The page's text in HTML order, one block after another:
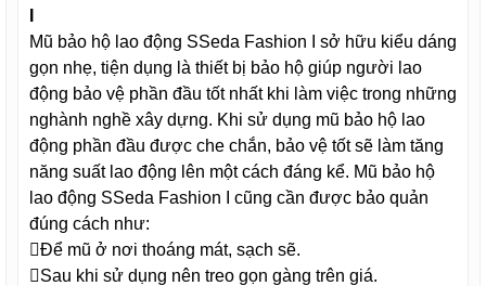
Mũ bảo hộ lao động SSeda Fashion I sở hữu kiểu dáng
gọn nhẹ, tiện dụng là thiết bị bảo hộ giúp người lao
động bảo vệ phần đầu tốt nhất khi làm việc trong những
nghành nghề xây dựng. Khi sử dụng mũ bảo hộ lao
động phần đầu được che chắn, bảo vệ tốt sẽ làm tăng
năng suất lao động lên một cách đáng kể. Mũ bảo hộ
lao động SSeda Fashion I cũng cần được bảo quản
đúng cách như:
Để mũ ở nơi thoáng mát, sạch sẽ.
Sau khi sử dụng nên treo gọn gàng trên giá.